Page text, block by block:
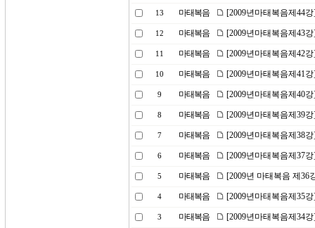
13 마태복음 [2009년마태복음제44
12 마태복음 [2009년마태복음제43
11 마태복음 [2009년마태복음제42
10 마태복음 [2009년마태복음제41
9 마태복음 [2009년마태복음제40
8 마태복음 [2009년마태복음제39
7 마태복음 [2009년마태복음제38
6 마태복음 [2009년마태복음제37
5 마태복음 [2009년 마태복음 제36
4 마태복음 [2009년마태복음제35
3 마태복음 [2009년마태복음제34